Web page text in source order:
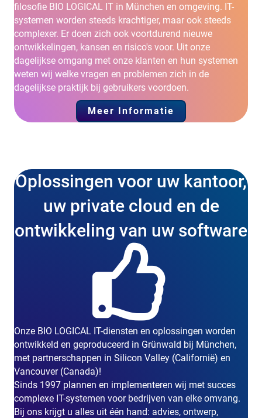
filosofie BIO LOGICAL IT in München en omgeving. IT-
systemen worden steeds krachtiger, maar ook steeds
complexer. Er doen zich ook voortdurend nieuwe
ontwikkelingen, kansen en risico's voor. Uit onze
dagelijkse omgang met onze klanten en hun systemen
weten wij welke vragen en problemen zich in de
dagelijkse praktijk bij gebruikers voordoen.
Meer Informatie
Oplossingen voor uw kantoor,
uw private cloud en de
ontwikkeling van uw software
Onze BIO LOGICAL IT-diensten en oplossingen worden
ontwikkeld en geproduceerd in Grünwald bij München,
met partnerschappen in Silicon Valley (Californië) en
Vancouver (Canada)!
Sinds 1997 plannen en implementeren wij met succes
complexe IT-systemen voor bedrijven van elke omvang.
Bij ons krijgt u alles uit één hand: advies, ontwerp,